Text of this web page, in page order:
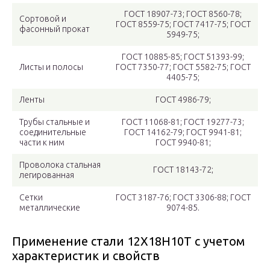
Сортовой и
фасонный прокат
ГОСТ 18907-73; ГОСТ 8560-78;
ГОСТ 8559-75; ГОСТ 7417-75; ГОСТ
5949-75;
Листы и полосы
ГОСТ 10885-85; ГОСТ 51393-99;
ГОСТ 7350-77; ГОСТ 5582-75; ГОСТ
4405-75;
Ленты ГОСТ 4986-79;
Трубы стальные и
соединительные
части к ним
ГОСТ 11068-81; ГОСТ 19277-73;
ГОСТ 14162-79; ГОСТ 9941-81;
ГОСТ 9940-81;
Проволока стальная
легированная
ГОСТ 18143-72;
Сетки
металлические
ГОСТ 3187-76; ГОСТ 3306-88; ГОСТ
9074-85.
Применение стали 12Х18Н10Т с учетом
характеристик и свойств